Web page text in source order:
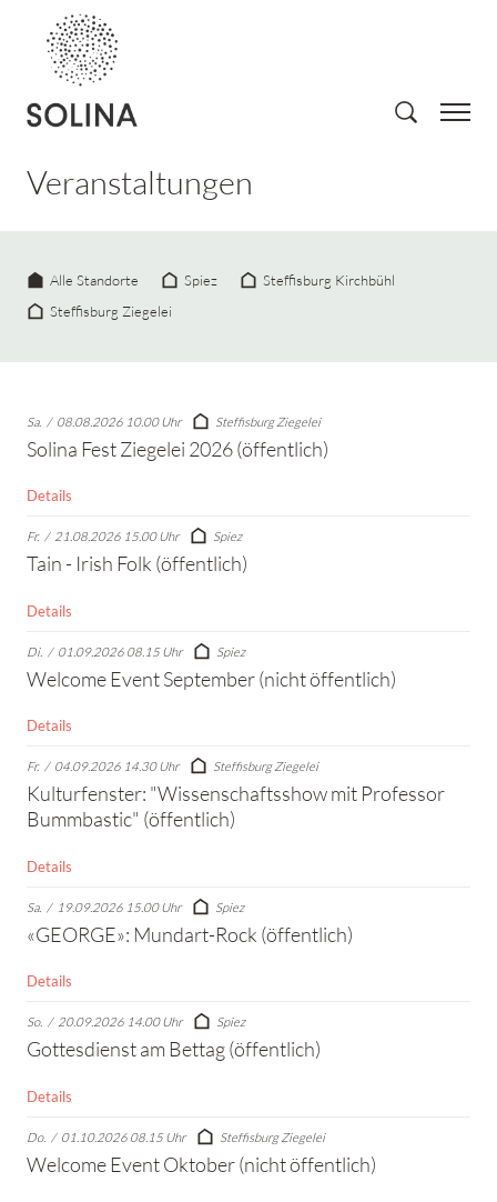
Veranstaltungen
Alle Standorte Spiez
Steffisburg Kirchbühl
Steffisburg Ziegelei
Sa. / 08.08.2026 10.00 Uhr Steffisburg Ziegelei
Solina Fest Ziegelei 2026 (öffentlich)
Details
Fr. / 21.08.2026 15.00 Uhr Spiez
Tain - Irish Folk (öffentlich)
Details
Di. / 01.09.2026 08.15 Uhr Spiez
Welcome Event September (nicht öffentlich)
Details
Fr. / 04.09.2026 14.30 Uhr Steffisburg Ziegelei
Kulturfenster: "Wissenschaftsshow mit Professor
Bummbastic" (öffentlich)
Details
Sa. / 19.09.2026 15.00 Uhr Spiez
«GEORGE»: Mundart-Rock (öffentlich)
Details
So. / 20.09.2026 14.00 Uhr Spiez
Gottesdienst am Bettag (öffentlich)
Details
Do. / 01.10.2026 08.15 Uhr Steffisburg Ziegelei
Welcome Event Oktober (nicht öffentlich)